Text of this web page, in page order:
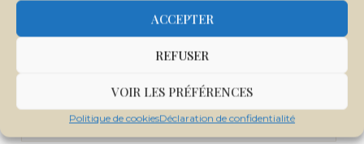
ACCEPTER
REFUSER
VOIR LES PRÉFÉRENCES
Politique de cookiesDéclaration de confidentialité
CENTRALE SOLAIRE DE SANANKOROBA
CENTRE D'INTELLIGENCE ARTIFICIELLE
CENTRE DE SANTÉ COMMUNAUTAIRE
CENTRE INTERNATIONAL DE CONFÉRENCES DE BAMAKO
CENTRE MALI